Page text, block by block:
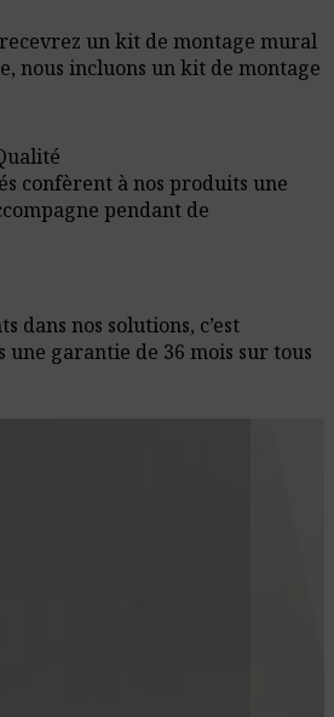
un kit de montage mural
nous incluons un kit de montage
confèrent à nos produits une
pendant de
dans nos solutions, c’est
garantie de 36 mois sur tous